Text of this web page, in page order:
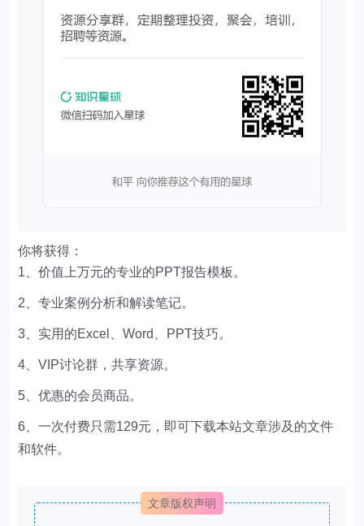
你将获得：
1、价值上万元的专业的PPT报告模板。
2、专业案例分析和解读笔记。
3、实用的Excel、Word、PPT技巧。
4、VIP讨论群，共享资源。
5、优惠的会员商品。
6、一次付费只需129元，即可下载本站文章涉及的文件
和软件。
文章版权声明